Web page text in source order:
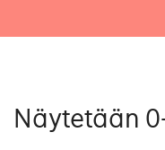
Näytetään